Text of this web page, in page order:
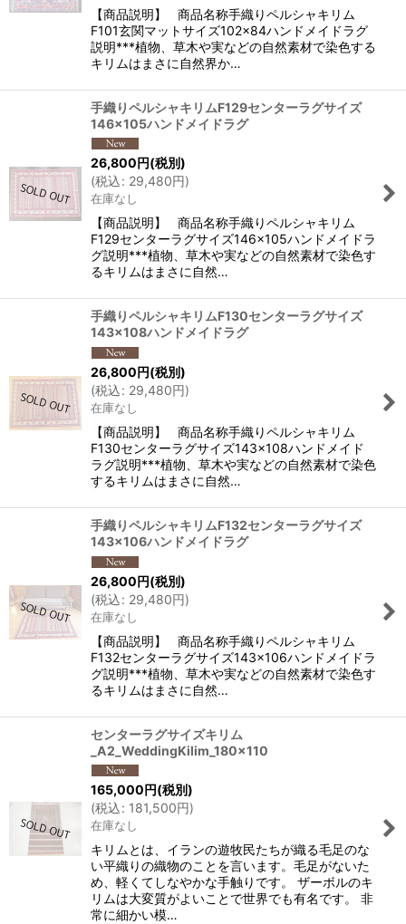
【商品説明】 商品名称手織りペルシャキリム
F101玄関マットサイズ102×84ハンドメイドラグ
説明***植物、草木や実などの自然素材で染色する
キリムはまさに自然界か…
手織りペルシャキリムF129センターラグサイズ
146×105ハンドメイドラグ
26,800円(税別)
(税込: 29,480円)
在庫なし
【商品説明】 商品名称手織りペルシャキリム
F129センターラグサイズ146×105ハンドメイドラ
グ説明***植物、草木や実などの自然素材で染色す
るキリムはまさに自然…
手織りペルシャキリムF130センターラグサイズ
143×108ハンドメイドラグ
26,800円(税別)
(税込: 29,480円)
在庫なし
【商品説明】 商品名称手織りペルシャキリム
F130センターラグサイズ143×108ハンドメイド
ラグ説明***植物、草木や実などの自然素材で染色
するキリムはまさに自然…
手織りペルシャキリムF132センターラグサイズ
143×106ハンドメイドラグ
26,800円(税別)
(税込: 29,480円)
在庫なし
【商品説明】 商品名称手織りペルシャキリム
F132センターラグサイズ143×106ハンドメイドラ
グ説明***植物、草木や実などの自然素材で染色す
るキリムはまさに自然…
センターラグサイズキリム
_A2_WeddingKilim_180x110
165,000円(税別)
(税込: 181,500円)
在庫なし
キリムとは、イランの遊牧民たちが織る毛足のな
い平織りの織物のことを言います。毛足がないた
め、軽くてしなやかな手触りです。 ザーボルのキ
リムは大変質がよいことで世界でも有名です。 非
常に細かい模…